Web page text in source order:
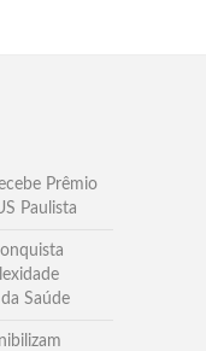
Prêmio
Paulista
Saúde